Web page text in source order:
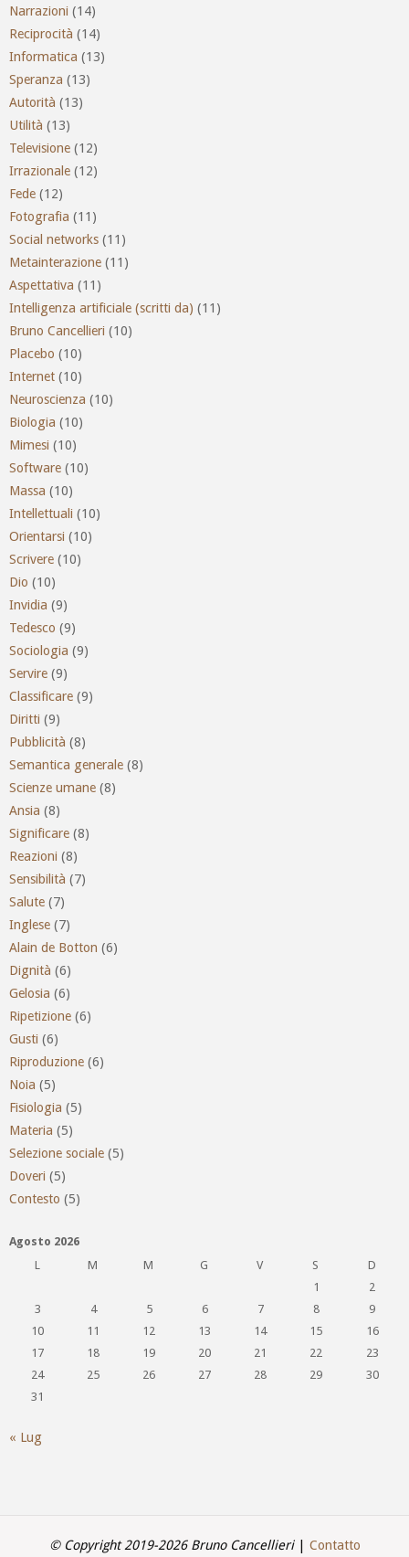
Narrazioni (14)
Reciprocità (14)
Informatica (13)
Speranza (13)
Autorità (13)
Utilità (13)
Televisione (12)
Irrazionale (12)
Fede (12)
Fotografia (11)
Social networks (11)
Metainterazione (11)
Aspettativa (11)
Intelligenza artificiale (scritti da) (11)
Bruno Cancellieri (10)
Placebo (10)
Internet (10)
Neuroscienza (10)
Biologia (10)
Mimesi (10)
Software (10)
Massa (10)
Intellettuali (10)
Orientarsi (10)
Scrivere (10)
Dio (10)
Invidia (9)
Tedesco (9)
Sociologia (9)
Servire (9)
Classificare (9)
Diritti (9)
Pubblicità (8)
Semantica generale (8)
Scienze umane (8)
Ansia (8)
Significare (8)
Reazioni (8)
Sensibilità (7)
Salute (7)
Inglese (7)
Alain de Botton (6)
Dignità (6)
Gelosia (6)
Ripetizione (6)
Gusti (6)
Riproduzione (6)
Noia (5)
Fisiologia (5)
Materia (5)
Selezione sociale (5)
Doveri (5)
Contesto (5)
Agosto 2026
L
M M G V S
D
1
2
3
4 5 6 7 8
9
10
11 12 13 14 15
16
17
18 19 20 21 22
23
24
25 26 27 28 29
30
31
« Lug
© Copyright 2019-2026 Bruno Cancellieri| Contatto